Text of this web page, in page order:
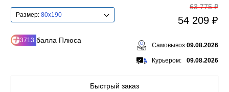
Размер: 80x190
3713 балла Плюса
63 775 ₽
54 209 ₽
Самовывоз:09.08.2026
Курьером: 09.08.2026
Быстрый заказ